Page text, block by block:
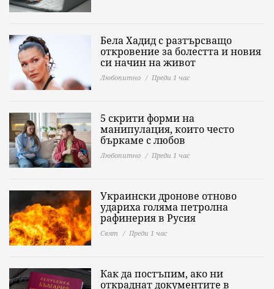
Бела Хадид с разтърсващо
откровение за болестта и новия
си начин на живот
Любопитно Преди 1 час
5 скрити форми на
манипулация, които често
бъркаме с любов
Любопитно Преди 1 час
Украински дронове отново
удариха голяма петролна
рафинерия в Русия
Свят Преди 1 час
Как да постъпим, ако ни
откраднат документите в